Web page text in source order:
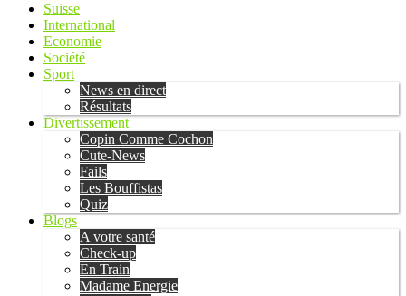
Suisse
International
Economie
Société
Sport
News en direct
Résultats
Divertissement
Copin Comme Cochon
Cute-News
Fails
Les Bouffistas
Quiz
Blogs
A votre santé
Check-up
En Train
Madame Energie